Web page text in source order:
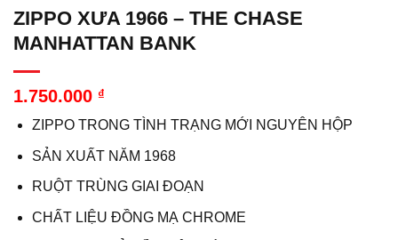
ZIPPO XƯA 1966 – THE CHASE
MANHATTAN BANK
1.750.000 ₫
ZIPPO TRONG TÌNH TRẠNG MỚI NGUYÊN HỘP
SẢN XUẤT NĂM 1968
RUỘT TRÙNG GIAI ĐOẠN
CHẤT LIỆU ĐỒNG MẠ CHROME